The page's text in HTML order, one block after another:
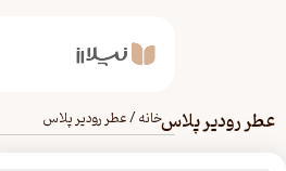
خانه/عطر رودیر پلاس عطر رودیر پلاس